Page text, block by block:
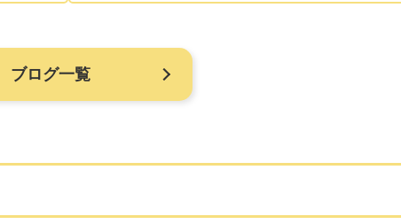
ブログ一覧